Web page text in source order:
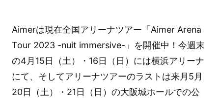
Aimerは現在全国アリーナツアー「Aimer Arena
Tour 2023 -nuit immersive-」を開催中！今週末
の4月15日（土）・16日（日）には横浜アリーナ
にて、そしてアリーナツアーのラストは来月5月
20日（土）・21日（日）の大阪城ホールでの公